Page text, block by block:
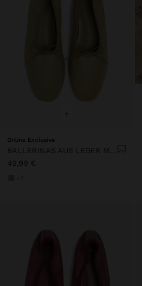
+
Online Exclusive
BALLERINAS AUS LEDER MIT ELASTISCHEM GUMMI
49,99 €